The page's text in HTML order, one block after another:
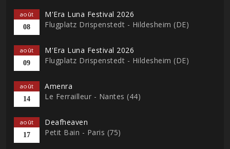
août
08
M'Era Luna Festival 2026
Flugplatz Drispenstedt - Hildesheim (DE)
août
09
M'Era Luna Festival 2026
Flugplatz Drispenstedt - Hildesheim (DE)
août
14
Amenra
Le Ferrailleur - Nantes (44)
août
17
Deafheaven
Petit Bain - Paris (75)